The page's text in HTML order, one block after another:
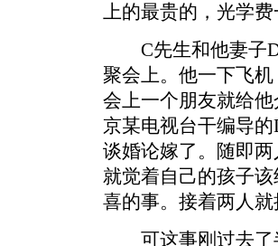
上的最贵的，光学
C先生和他妻子D
聚会上。他一下飞
会上一个朋友就给
京某电视台干编导
谈婚论嫁了。随即
就觉着自己的孩子
喜的事。接着两人就
可这事刚过去了